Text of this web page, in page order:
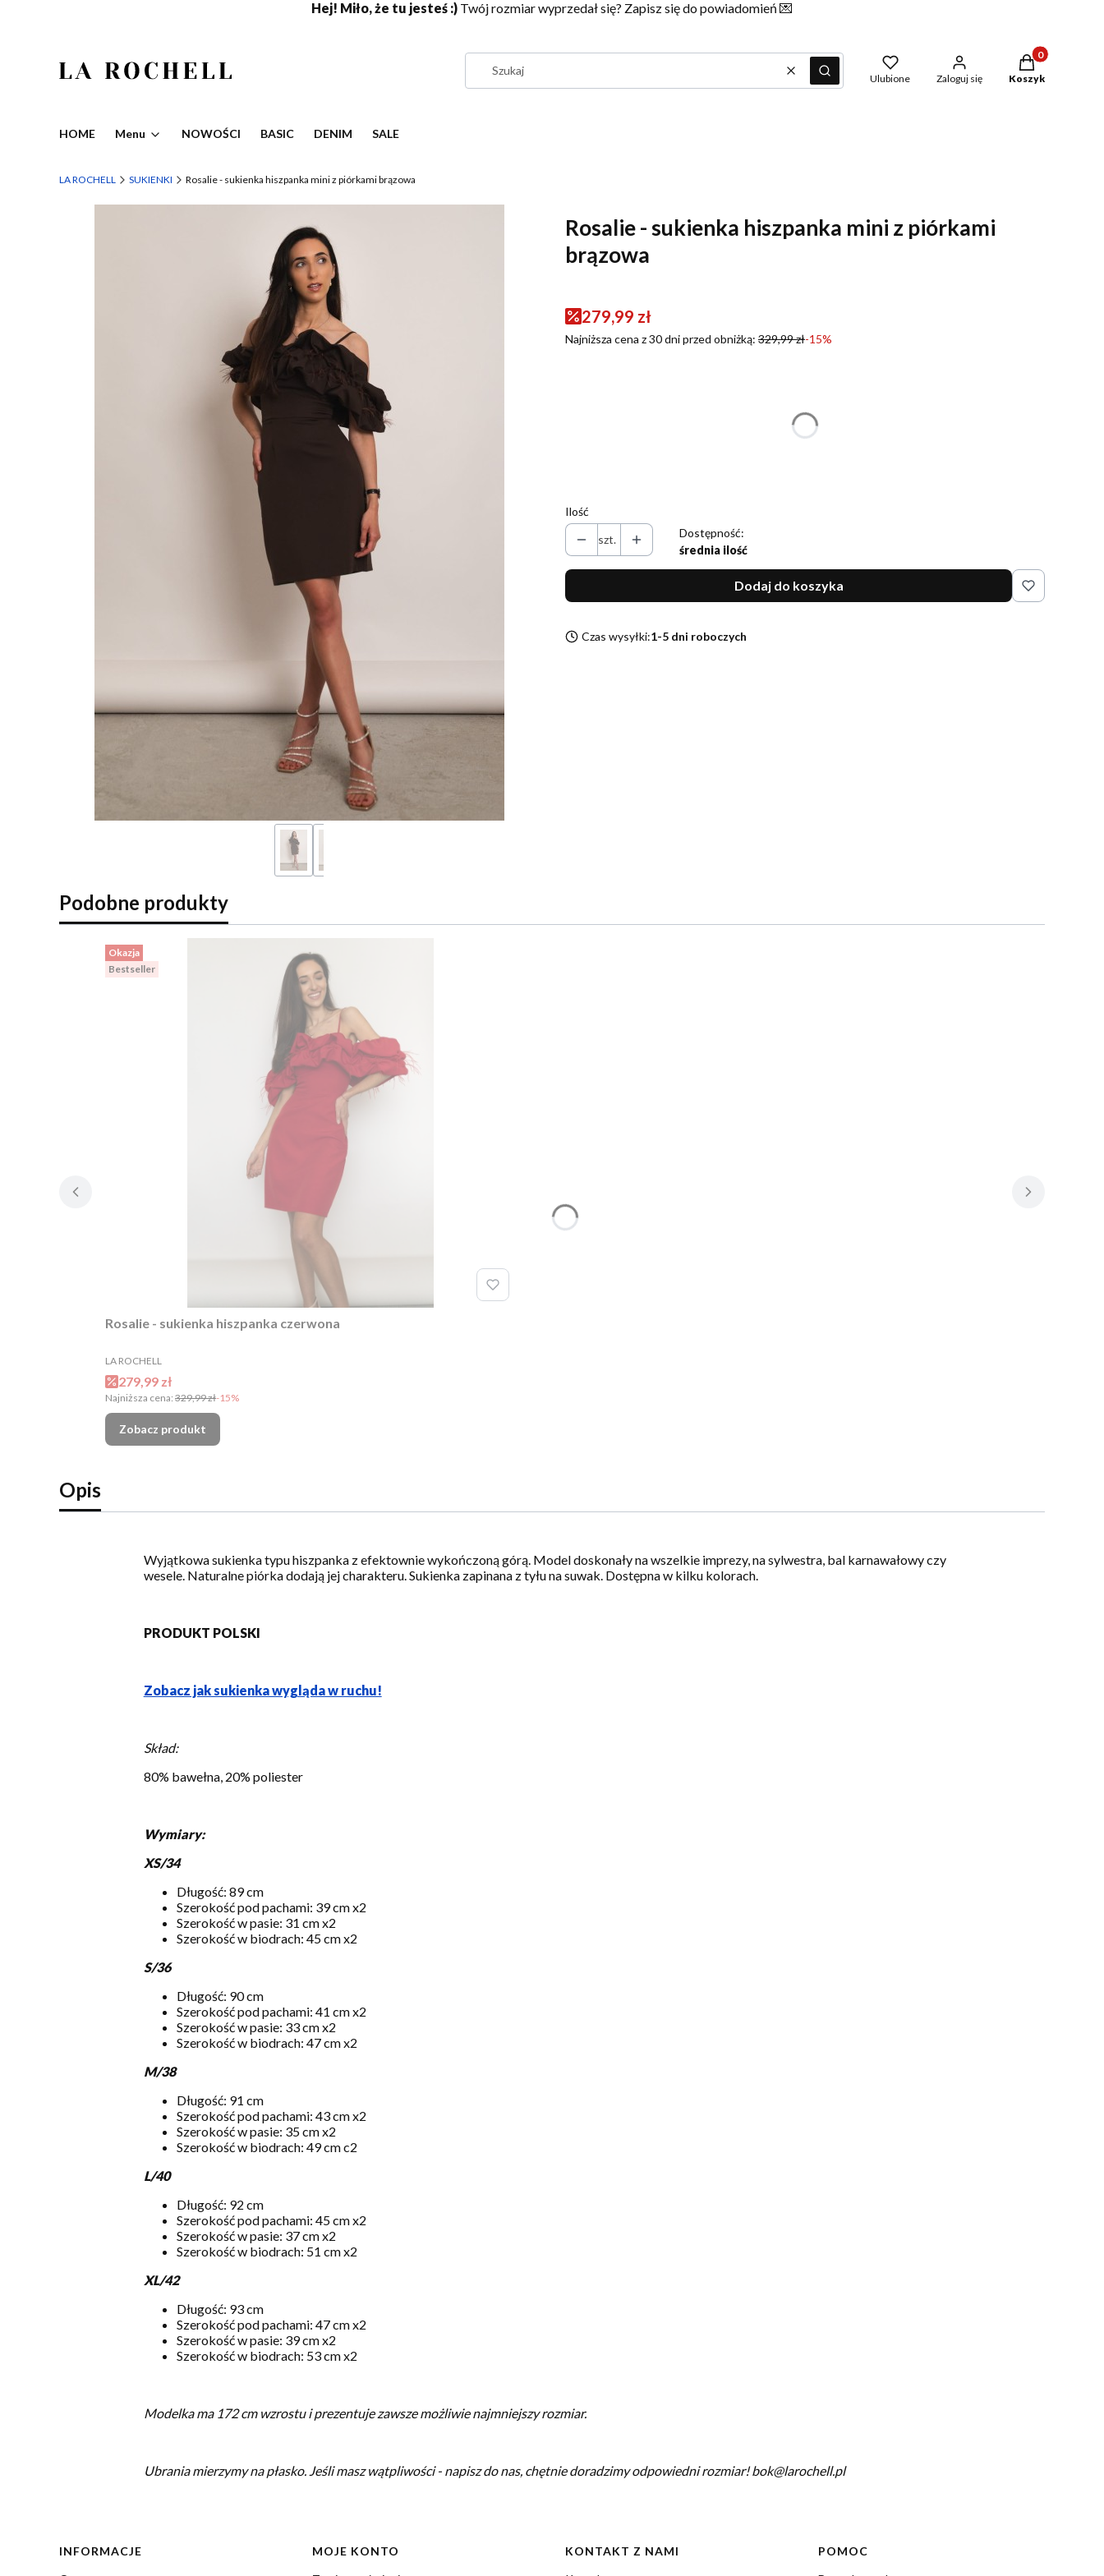
Hej! Miło, że tu jesteś :) Twój rozmiar wyprzedał się? Zapisz się do powiadomień 💌
WyczyśćSzukaj Ulubione Zaloguj się
Produkty w
Koszyk
HOME Menu NOWOŚCI BASIC DENIM SALE
LA ROCHELL SUKIENKI Rosalie - sukienka hiszpanka mini z piórkami brązowa
Rosalie - sukienka hiszpanka mini z piórkami
brązowa
279,99 zł
Najniższa cena z 30 dni przed obniżką: 329,99 zł-15%
Ilość
szt.
Dostępność:
średnia ilość
Dodaj do koszyka
Czas wysyłki:1-5 dni roboczych
Podobne produkty
Okazja
Bestseller
Rosalie - sukienka hiszpanka czerwona
PRODUCENT
LA ROCHELL
Cena promocyjna
279,99 zł
Najniższa cena: 329,99 zł-15%
Zobacz produkt
Opis
Wyjątkowa sukienka typu hiszpanka z efektownie wykończoną górą. Model doskonały na wszelkie imprezy, na sylwestra, bal karnawałowy czy
wesele. Naturalne piórka dodają jej charakteru. Sukienka zapinana z tyłu na suwak. Dostępna w kilku kolorach.
PRODUKT POLSKI
Zobacz jak sukienka wygląda w ruchu!
Skład:
80% bawełna, 20% poliester
Wymiary:
XS/34
Długość: 89 cm
Szerokość pod pachami: 39 cm x2
Szerokość w pasie: 31 cm x2
Szerokość w biodrach: 45 cm x2
S/36
Długość: 90 cm
Szerokość pod pachami: 41 cm x2
Szerokość w pasie: 33 cm x2
Szerokość w biodrach: 47 cm x2
M/38
Długość: 91 cm
Szerokość pod pachami: 43 cm x2
Szerokość w pasie: 35 cm x2
Szerokość w biodrach: 49 cm c2
L/40
Długość: 92 cm
Szerokość pod pachami: 45 cm x2
Szerokość w pasie: 37 cm x2
Szerokość w biodrach: 51 cm x2
XL/42
Długość: 93 cm
Szerokość pod pachami: 47 cm x2
Szerokość w pasie: 39 cm x2
Szerokość w biodrach: 53 cm x2
Modelka ma 172 cm wzrostu i prezentuje zawsze możliwie najmniejszy rozmiar.
Ubrania mierzymy na płasko. Jeśli masz wątpliwości - napisz do nas, chętnie doradzimy odpowiedni rozmiar! bok@larochell.pl
Linki w stopce
INFORMACJE
MOJE KONTO
KONTAKT Z NAMI
POMOC